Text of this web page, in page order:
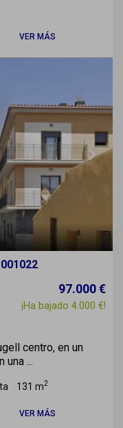
VER MÁS
97.000 €
¡Ha bajado 4.000 €!
centro, en un
una ...
131 m2
VER MÁS